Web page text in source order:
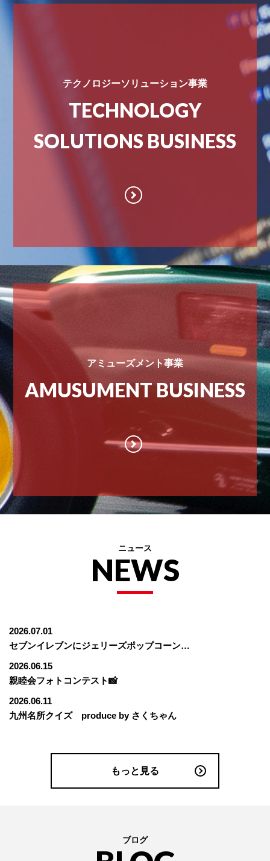
テクノロジーソリューション事業
TECHNOLOGY
SOLUTIONS BUSINESS
アミューズメント事業
AMUSUMENT BUSINESS
ニュース
NEWS
2026.07.01
セブンイレブンにジェリーズポップコーン🍿☆
2026.06.15
親睦会フォトコンテスト📸
2026.06.11
九州名所クイズ produce by さくちゃん
もっと見る
ブログ